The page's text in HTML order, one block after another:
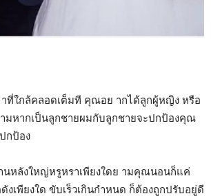
ที่ใกล้คลอดเต็มที คุณอย ากได้ลูกผู้หญิง หรือ
มหากเป็นลูกชายผมกับลูกชายจะปกป้องคุณ
กป้อง
นหลังใหญ่หรูหราเพียงใดย ามคุณนอนก็แค่
งเพียงใด ขับเร็วเกินกำหนด ก็ต้องถูกปรับอยู่ดี